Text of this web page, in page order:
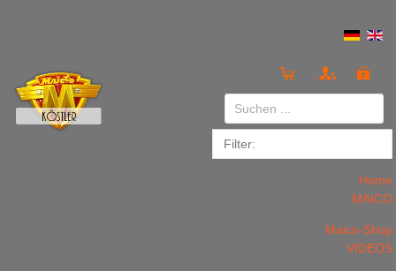
Home
MAICO
Maico-Shop
VIDEOS
Anmelden